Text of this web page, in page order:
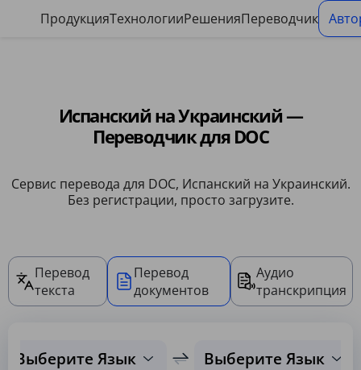
ПродукцияТехнологииРешенияПереводчик
Испанский на Украинский —
Переводчик для DOC
Сервис перевода для DOC, Испанский на Украинский.
Без регистрации, просто загрузите.
Перевод
текста
Перевод
документов
Аудио
транскрипция
Выберите Язык Выберите Язык